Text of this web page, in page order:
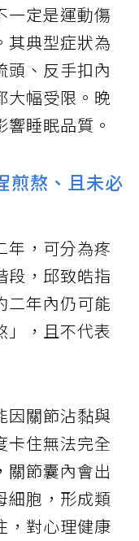
一定是運動傷
其典型症狀為
頭、反手扣內
大幅受限。晚
睡眠品質。
煎熬、且未必
年，可分為疼
段，邱致皓指
二年內仍可能
」，且不代表
因關節沾黏與
卡住無法完全
關節囊內會出
細胞，形成類
，對心理健康